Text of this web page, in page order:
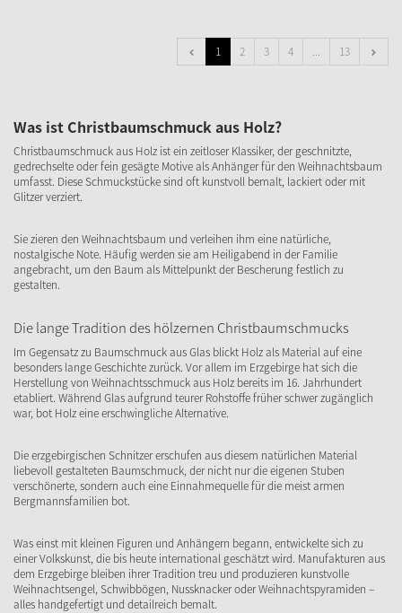
1 2 3 4 ... 13
Was ist Christbaumschmuck aus Holz?
Christbaumschmuck aus Holz ist ein zeitloser Klassiker, der geschnitzte,
gedrechselte oder fein gesägte Motive als Anhänger für den Weihnachtsbaum
umfasst. Diese Schmuckstücke sind oft kunstvoll bemalt, lackiert oder mit
Glitzer verziert.
Sie zieren den Weihnachtsbaum und verleihen ihm eine natürliche,
nostalgische Note. Häufig werden sie am Heiligabend in der Familie
angebracht, um den Baum als Mittelpunkt der Bescherung festlich zu
gestalten.
Die lange Tradition des hölzernen Christbaumschmucks
Im Gegensatz zu Baumschmuck aus Glas blickt Holz als Material auf eine
besonders lange Geschichte zurück. Vor allem im Erzgebirge hat sich die
Herstellung von Weihnachtsschmuck aus Holz bereits im 16. Jahrhundert
etabliert. Während Glas aufgrund teurer Rohstoffe früher schwer zugänglich
war, bot Holz eine erschwingliche Alternative.
Die erzgebirgischen Schnitzer erschufen aus diesem natürlichen Material
liebevoll gestalteten Baumschmuck, der nicht nur die eigenen Stuben
verschönerte, sondern auch eine Einnahmequelle für die meist armen
Bergmannsfamilien bot.
Was einst mit kleinen Figuren und Anhängern begann, entwickelte sich zu
einer Volkskunst, die bis heute international geschätzt wird. Manufakturen aus
dem Erzgebirge bleiben ihrer Tradition treu und produzieren kunstvolle
Weihnachtsengel, Schwibbögen, Nussknacker oder Weihnachtspyramiden –
alles handgefertigt und detailreich bemalt.